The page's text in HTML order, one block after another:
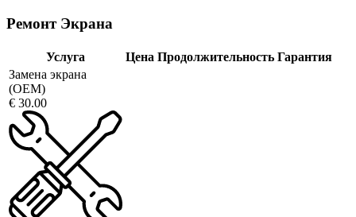
Ремонт Экрана
Услуга Цена Продолжительность Гарантия
Замена экрана
(OEM)
€ 30.00